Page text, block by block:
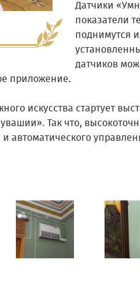
Датчики
показатели
поднимутся
датчиков
приложение.
искусства стартует
Так что,
автоматического